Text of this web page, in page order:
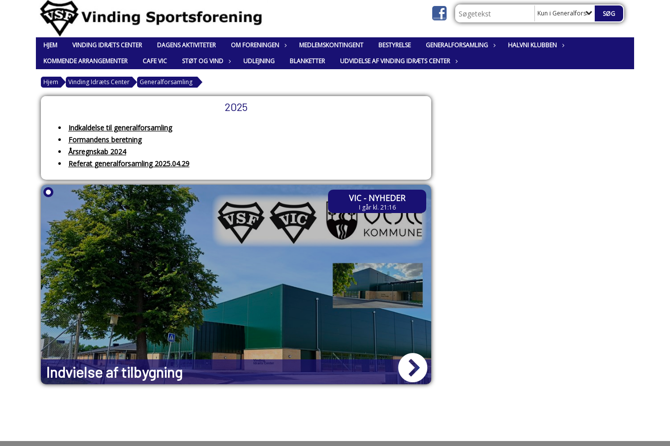
Kun i Generalforsamling
HJEM VINDING IDRÆTS CENTER DAGENS AKTIVITETER OM FORENINGEN MEDLEMSKONTINGENT BESTYRELSE GENERALFORSAMLING
HALVNI KLUBBEN
KOMMENDE ARRANGEMENTER
CAFE VIC STØT OG VIND UDLEJNING BLANKETTER UDVIDELSE AF VINDING IDRÆTS CENTER
Hjem Vinding Idræts Center Generalforsamling
2025
Indkaldelse til generalforsamling
Formandens beretning
Årsregnskab 2024
Referat generalforsamling 2025.04.29
VIC - NYHEDER
I går kl. 21:16
Indvielse af tilbygning